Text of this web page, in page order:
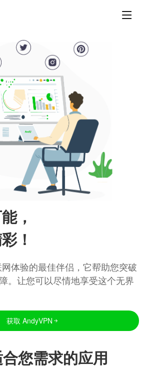
，
！
体验的最佳伴侣，它帮助您突破
。让您可以尽情地享受这个无界
获取 AndyVPN
您需求的应用